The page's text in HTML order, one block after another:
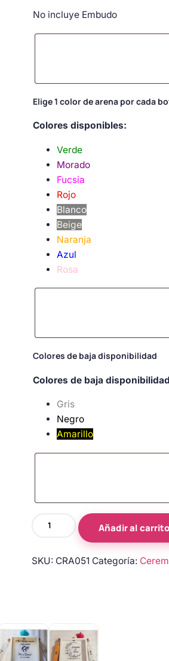
No incluye Embudo
Elige 1 color de arena por cada
Colores disponibles:
Verde
Morado
Fucsia
Rojo
Blanco
Beige
Naranja
Azul
Rosa
Colores de baja disponibilidad
Colores de baja
Gris
Negro
Amarillo
Ceremonia
arena
morada
C&N
Añadir al carrito
SKU: CRA051 Categoría: